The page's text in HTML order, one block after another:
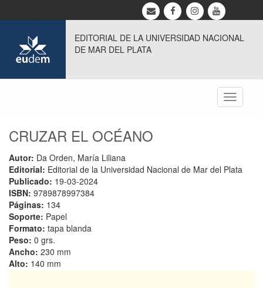
EDITORIAL DE LA UNIVERSIDAD NACIONAL
DE MAR DEL PLATA
Toggle
CRUZAR EL OCÉANO
Autor: Da Orden, María Liliana
Editorial: Editorial de la Universidad Nacional de Mar del Plata
Publicado: 19-03-2024
ISBN: 9789878997384
Páginas: 134
Soporte: Papel
Formato: tapa blanda
Peso: 0 grs.
Ancho: 230 mm
Alto: 140 mm